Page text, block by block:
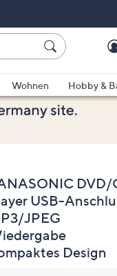
Wohnen Hobby &
DVD/
USB-
JPEG
Design